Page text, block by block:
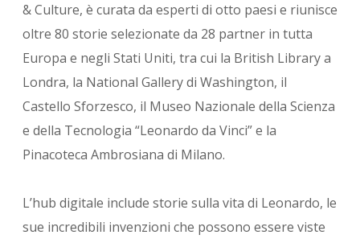
& Culture, è curata da esperti di otto paesi e riunisce
oltre 80 storie selezionate da 28 partner in tutta
Europa e negli Stati Uniti, tra cui la British Library a
Londra, la National Gallery di Washington, il
Castello Sforzesco, il Museo Nazionale della Scienza
e della Tecnologia “Leonardo da Vinci” e la
Pinacoteca Ambrosiana di Milano.
L’hub digitale include storie sulla vita di Leonardo, le
sue incredibili invenzioni che possono essere viste